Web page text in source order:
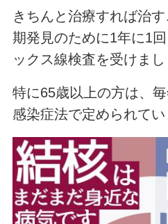
きちんと治療すれば治
期発見のために1年に1
ックス線検査を受けまし
特に65歳以上の方は、
感染症法で定められてい